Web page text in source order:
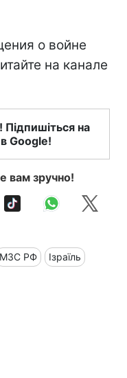
о войне
на канале
Підпишіться на
Google!
вам зручно!
МЗС РФ Ізраїль